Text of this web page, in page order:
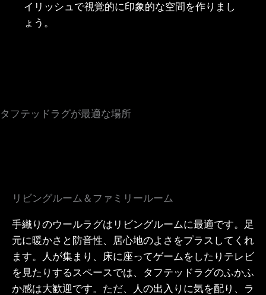
イリッシュで視覚的に印象的な空間を作りまし
ょう。
タフテッドラグが最適な場所
リビングルーム＆ファミリールーム
手織りのウールラグはリビングルームに最適です。足
元に暖かさと防音性、居心地のよさをプラスしてくれ
ます。人が集まり、床に座ってゲームをしたりテレビ
を見たりするスペースでは、タフテッドラグのふかふ
か感は大歓迎です。ただ、人の出入りに気を配り、ラ